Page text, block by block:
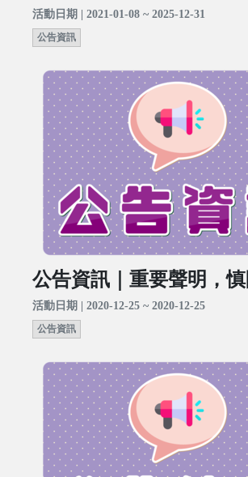
活動日期 | 2021-01-08 ~ 2025-12-31
公告資訊
公告資訊｜重要聲明，
活動日期 | 2020-12-25 ~ 2020-12-25
公告資訊